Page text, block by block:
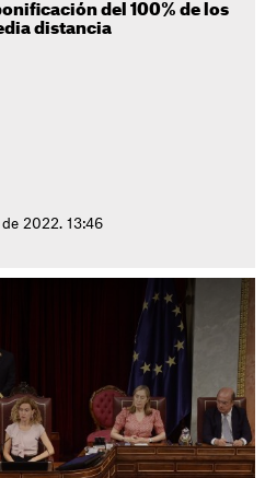
del 100% de los
distancia
2022. 13:46